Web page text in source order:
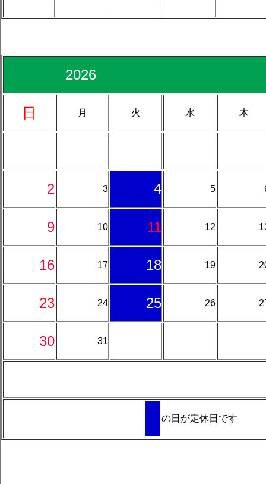
2026 8
日 月 火 水 木
2 3 4 5
9 10 11 12
16 17 18 19
23 24 25 26
30 31
の日が定休日です